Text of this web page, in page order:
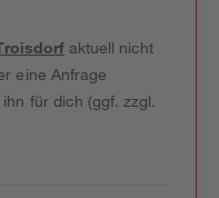
aktuell nicht
eine Anfrage
für dich (ggf. zzgl.